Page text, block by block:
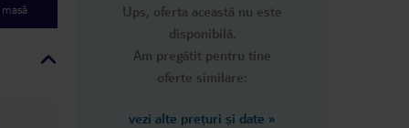
Ups, oferta această nu este
disponibilă.
Am pregătit pentru tine
oferte similare:
vezi alte prețuri și date »